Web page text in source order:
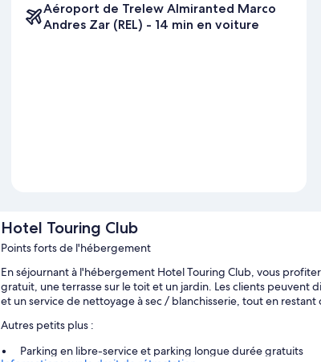
Aéroport de Trelew Almiranted Marco
Andres Zar (REL) - 14 min en voiture
Hotel Touring Club
Points forts de l'hébergement
En séjournant à l'hébergement Hotel Touring Club, vous
gratuit, une terrasse sur le toit et un jardin. Les clients peuvent
et un service de nettoyage à sec / blanchisserie, tout en
Autres petits plus :
Parking en libre-service et parking longue durée gratuits